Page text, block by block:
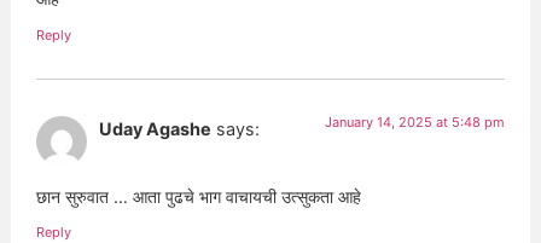
Reply
Uday Agashe says: January 14, 2025 at 5:48 pm
छान सुरुवात … आता पुढचे भाग वाचायची उत्सुकता आहे
Reply